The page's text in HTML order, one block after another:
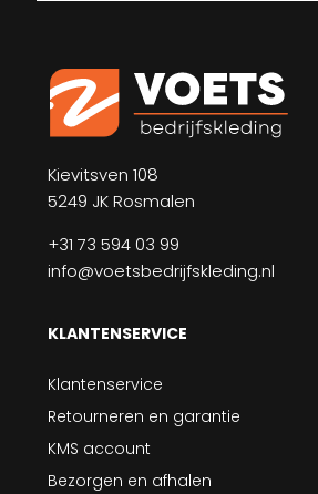
Kievitsven 108
5249 JK Rosmalen
+31 73 594 03 99
info@voetsbedrijfskleding.nl
KLANTENSERVICE
Klantenservice
Retourneren en garantie
KMS account
Bezorgen en afhalen